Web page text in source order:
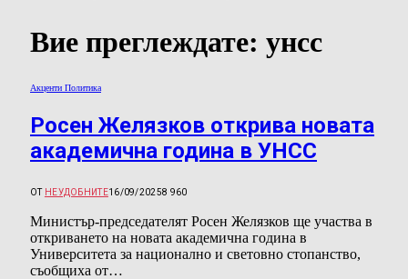
Вие преглеждате: унсс
Акценти Политика
Росен Желязков открива новата
академична година в УНСС
ОТ НЕУДОБНИТЕ16/09/20258 960
Министър-председателят Росен Желязков ще участва в
откриването на новата академична година в
Университета за национално и световно стопанство,
съобщиха от…